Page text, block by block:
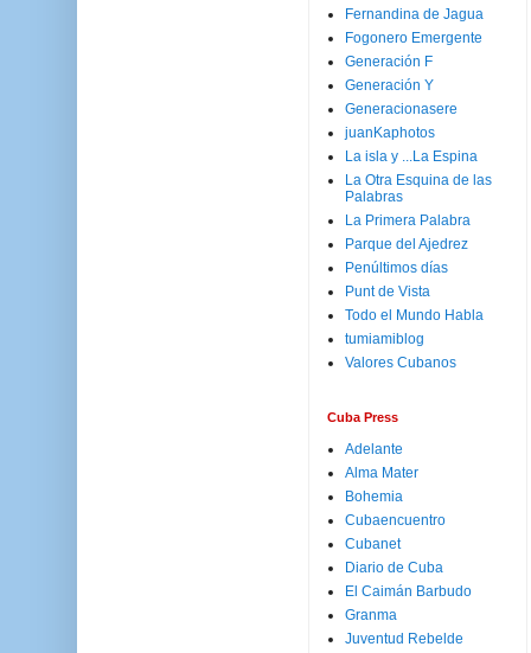
Fernandina de Jagua
Fogonero Emergente
Generación F
Generación Y
Generacionasere
juanKaphotos
La isla y ...La Espina
La Otra Esquina de las
Palabras
La Primera Palabra
Parque del Ajedrez
Penúltimos días
Punt de Vista
Todo el Mundo Habla
tumiamiblog
Valores Cubanos
Cuba Press
Adelante
Alma Mater
Bohemia
Cubaencuentro
Cubanet
Diario de Cuba
El Caimán Barbudo
Granma
Juventud Rebelde